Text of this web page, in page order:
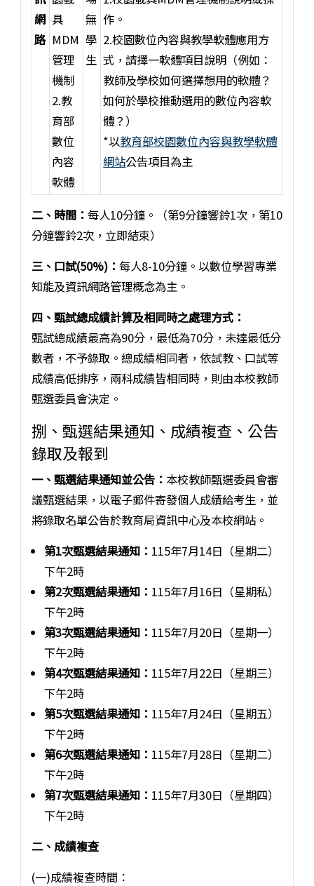
網
路
具
MDM
管理
機制
2.教
育部
數位
內容
軟體
無
學
生
作。
2.校園數位內容與教學軟體應用方
式，請擇一軟體項目說明（例如：
教師及學校如何選擇想用的軟體？
如何於學校推動選用的數位內容軟
體？）
*以教育部校園數位內容與教學軟體
網站公告項目為主
二、時間： 每人10分鐘。（第9分鐘響鈴1次，第10
分鐘響鈴2次，立即結束）
三、口試(50%)： 每人8-10分鐘。以數位學習專業
知能及資訊網路管理概念為主。
四、甄試總成績計算及相同時之處理方式：
甄試總成績最高為90分，最低為70分，未達最低分
數者，不予錄取。總成績相同者，依試教、口試等
成績高低排序，兩科成績皆相同時，則由本校教師
甄選委員會決定。
捌、甄選結果通知、成績複查、公告
錄取及報到
一、甄選結果通知並公告： 本校教師甄選委員會審
議甄選結果，以電子郵件寄發個人成績給考生，並
將錄取名單公告於教育局資訊中心及本校網站。
第1次甄選結果通知： 115年7月14日（星期二）
下午2時
第2次甄選結果通知： 115年7月16日（星期私）
下午2時
第3次甄選結果通知： 115年7月20日（星期一）
下午2時
第4次甄選結果通知： 115年7月22日（星期三）
下午2時
第5次甄選結果通知： 115年7月24日（星期五）
下午2時
第6次甄選結果通知： 115年7月28日（星期二）
下午2時
第7次甄選結果通知： 115年7月30日（星期四）
下午2時
二、成績複查
(一)成績複查時間：